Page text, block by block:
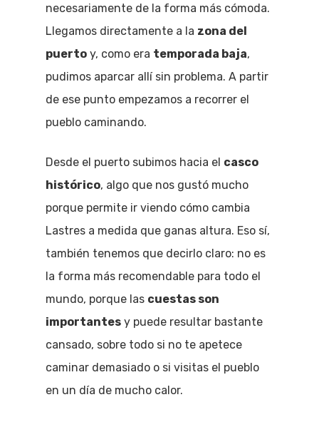
necesariamente de la forma más cómoda.
Llegamos directamente a la zona del
puerto y, como era temporada baja,
pudimos aparcar allí sin problema. A partir
de ese punto empezamos a recorrer el
pueblo caminando.
Desde el puerto subimos hacia el casco
histórico, algo que nos gustó mucho
porque permite ir viendo cómo cambia
Lastres a medida que ganas altura. Eso sí,
también tenemos que decirlo claro: no es
la forma más recomendable para todo el
mundo, porque las cuestas son
importantes y puede resultar bastante
cansado, sobre todo si no te apetece
caminar demasiado o si visitas el pueblo
en un día de mucho calor.